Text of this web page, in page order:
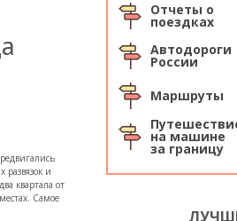
развязок и
квартала от
Самое
Отчеты о
поездках
Автодороги
России
Маршруты
на машине
за границу